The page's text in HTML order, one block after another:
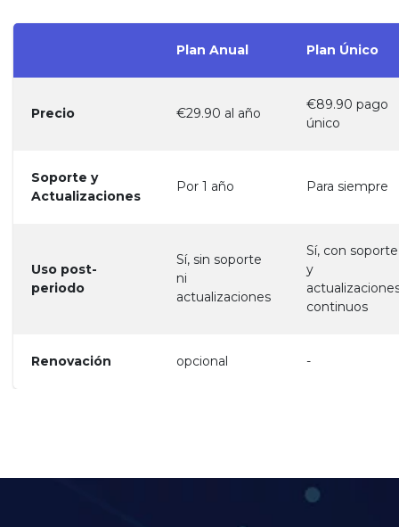
Plan Anual Plan Único
Precio €29.90 al año
€89.90 pago
único
Soporte y
Actualizaciones
Por 1 año Para siempre
Uso post-
periodo
Sí, sin soporte
ni
actualizaciones
Sí, con soporte
y
continuos
Renovación opcional -